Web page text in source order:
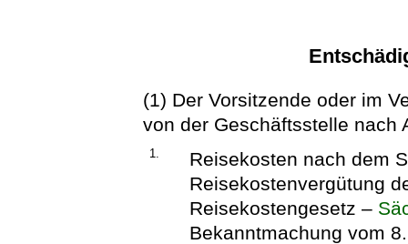
(1) Der Vorsitzende oder im
von der Geschäftsstelle nach
1.
Reisekosten nach dem
Reisekostenvergütung
Reisekostengesetz –
Bekanntmachung vom